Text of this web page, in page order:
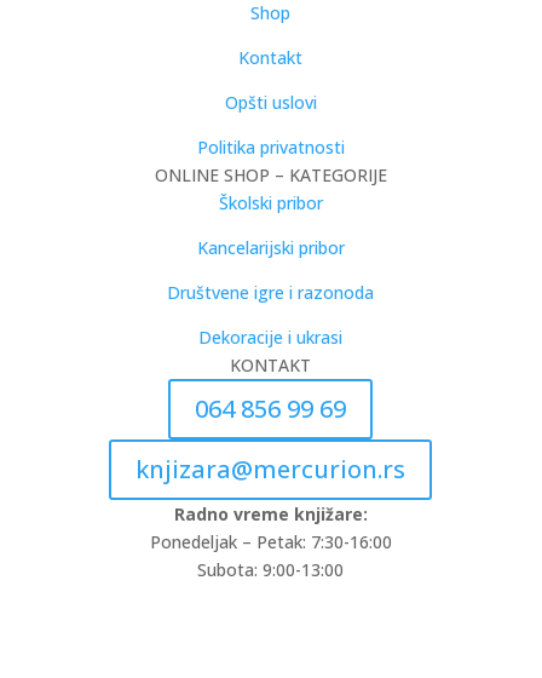
Shop
Kontakt
Opšti uslovi
Politika privatnosti
ONLINE SHOP – KATEGORIJE
Školski pribor
Kancelarijski pribor
Društvene igre i razonoda
Dekoracije i ukrasi
KONTAKT
064 856 99 69
knjizara@mercurion.rs
Radno vreme knjižare:
Ponedeljak – Petak: 7:30-16:00
Subota: 9:00-13:00